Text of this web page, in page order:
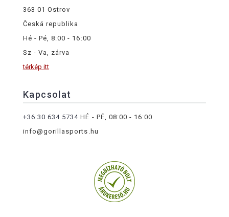
363 01 Ostrov
Česká republika
Hé - Pé, 8:00 - 16:00
Sz - Va, zárva
térkép itt
Kapcsolat
+36 30 634 5734 HÉ - PÉ, 08:00 - 16:00
info@gorillasports.hu